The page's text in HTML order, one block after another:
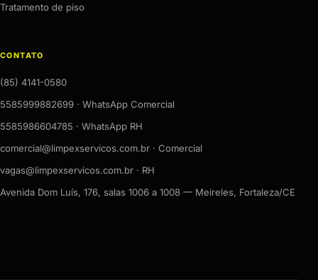
Tratamento de piso
CONTATO
(85) 4141-0580
5585999882699 · WhatsApp Comercial
5585986604785 · WhatsApp RH
comercial@limpexservicos.com.br · Comercial
vagas@limpexservicos.com.br · RH
Avenida Dom Luís, 176, salas 1006 a 1008 — Meireles, Fortaleza/CE